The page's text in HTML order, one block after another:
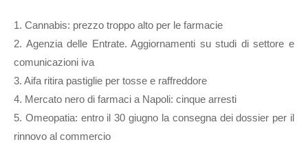
1. Cannabis: prezzo troppo alto per le farmacie
2. Agenzia delle Entrate. Aggiornamenti su studi di settore e
comunicazioni iva
3. Aifa ritira pastiglie per tosse e raffreddore
4. Mercato nero di farmaci a Napoli: cinque arresti
5. Omeopatia: entro il 30 giugno la consegna dei dossier per il
rinnovo al commercio